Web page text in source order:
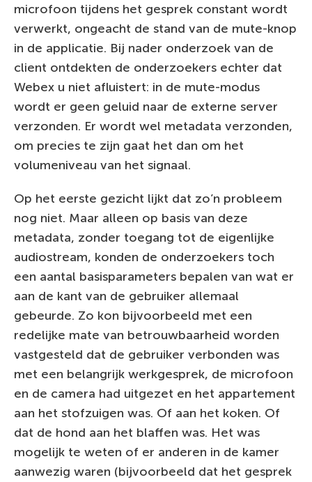
microfoon tijdens het gesprek constant wordt
verwerkt, ongeacht de stand van de mute-knop
in de applicatie. Bij nader onderzoek van de
client ontdekten de onderzoekers echter dat
Webex u niet afluistert: in de mute-modus
wordt er geen geluid naar de externe server
verzonden. Er wordt wel metadata verzonden,
om precies te zijn gaat het dan om het
volumeniveau van het signaal.
Op het eerste gezicht lijkt dat zo’n probleem
nog niet. Maar alleen op basis van deze
metadata, zonder toegang tot de eigenlijke
audiostream, konden de onderzoekers toch
een aantal basisparameters bepalen van wat er
aan de kant van de gebruiker allemaal
gebeurde. Zo kon bijvoorbeeld met een
redelijke mate van betrouwbaarheid worden
vastgesteld dat de gebruiker verbonden was
met een belangrijk werkgesprek, de microfoon
en de camera had uitgezet en het appartement
aan het stofzuigen was. Of aan het koken. Of
dat de hond aan het blaffen was. Het was
mogelijk te weten of er anderen in de kamer
aanwezig waren (bijvoorbeeld dat het gesprek